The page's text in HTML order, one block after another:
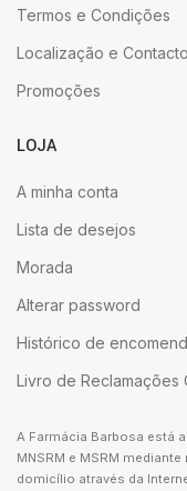
Termos e Condições
Localização e
Promoções
LOJA
A minha conta
Lista de desejos
Morada
Alterar password
Histórico de
Livro de Reclamações
A Farmácia Barbosa está
MNSRM e MSRM
domicílio através da